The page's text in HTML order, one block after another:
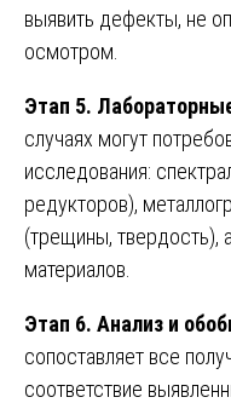
выявить дефекты, не
осмотром.
Этап 5.
случаях могут
исследования:
редукторов),
(трещины, твердость),
материалов.
Этап 6. Анализ и
сопоставляет все
соответствие